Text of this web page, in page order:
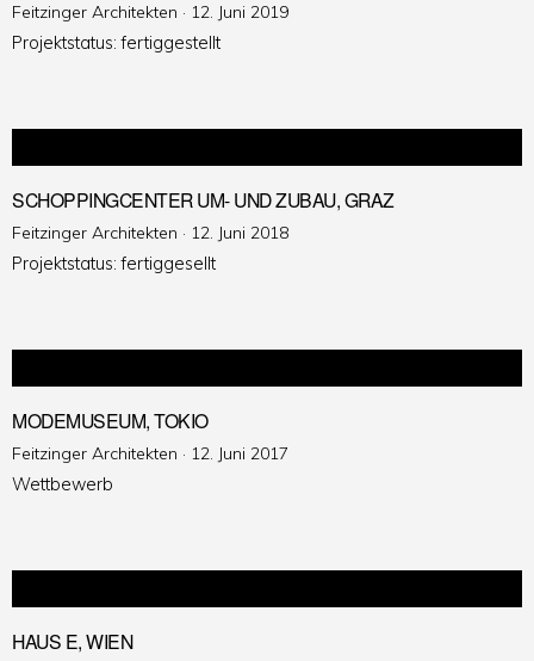
Feitzinger Architekten · Veröffentlicht
am
12. Juni 2019
Projektstatus: fertiggestellt
SCHOPPINGCENTER UM- UND ZUBAU, GRAZ
Feitzinger Architekten · Veröffentlicht
am
12. Juni 2018
Projektstatus: fertiggesellt
MODEMUSEUM, TOKIO
Feitzinger Architekten · Veröffentlicht
12. Juni 2017
Wettbewerb
HAUS E, WIEN